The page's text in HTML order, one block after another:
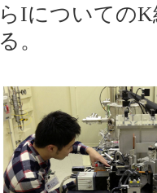
らIについての
る。